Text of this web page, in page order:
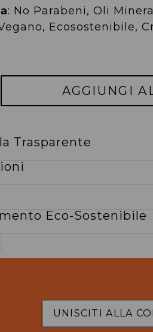
: No Parabeni, Oli
Ecosostenibile,
AGGIUNGI
Trasparente
Eco-Sostenibile
UNISCITI ALLA